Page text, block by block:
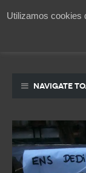
Navigate
Utilizamos cookies